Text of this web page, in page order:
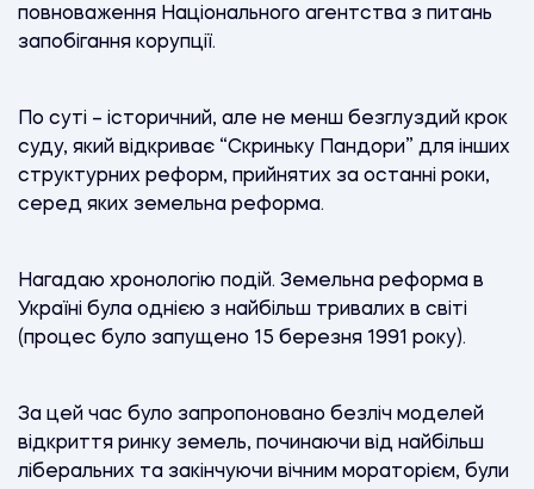
повноваження Національного агентства з питань
запобігання корупції.
По суті – історичний, але не менш безглуздий крок
суду, який відкриває “Скриньку Пандори” для інших
структурних реформ, прийнятих за останні роки,
серед яких земельна реформа.
Нагадаю хронологію подій. Земельна реформа в
Україні була однією з найбільш тривалих в світі
(процес було запущено 15 березня 1991 року).
За цей час було запропоновано безліч моделей
відкриття ринку земель, починаючи від найбільш
ліберальних та закінчуючи вічним мораторієм, були